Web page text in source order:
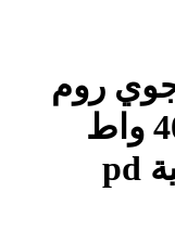
روم
usb تايب سي بقدرة 40 واط
شحن سريع mini بتقنية pd